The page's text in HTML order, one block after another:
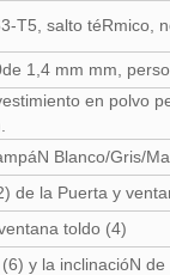
T5, salto téRmico,
1,4 mm mm,
en polvo
Blanco/Gris/
de la Puerta y
toldo (4)
y la inclinacióN